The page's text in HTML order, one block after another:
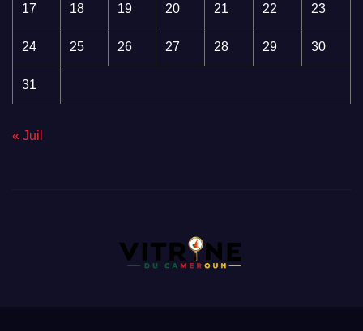
17 18 19 20 21 22 23
24 25 26 27 28 29 30
31
« Juil